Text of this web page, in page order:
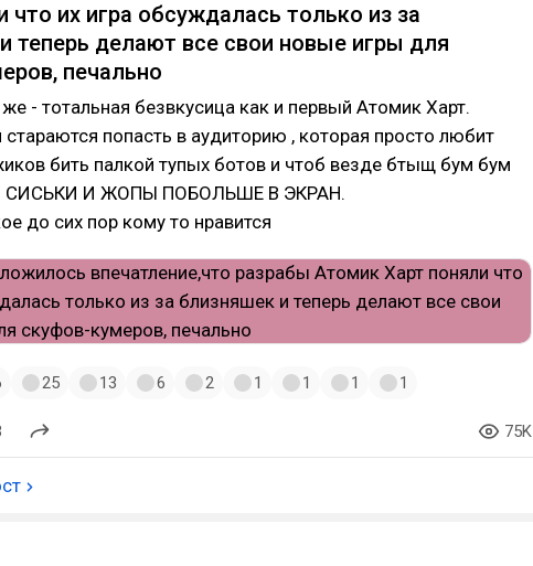
что их игра обсуждалась только из за
теперь делают все свои новые игры для
печально
- тотальная безвкусица как и первый Атомик Харт.
стараются попасть в аудиторию , которая просто любит
бить палкой тупых ботов и чтоб везде бтыщ бум бум
СИСЬКИ И ЖОПЫ ПОБОЛЬШЕ В ЭКРАН.
до сих пор кому то нравится
25 13 6 2 1 1 1 1
75K